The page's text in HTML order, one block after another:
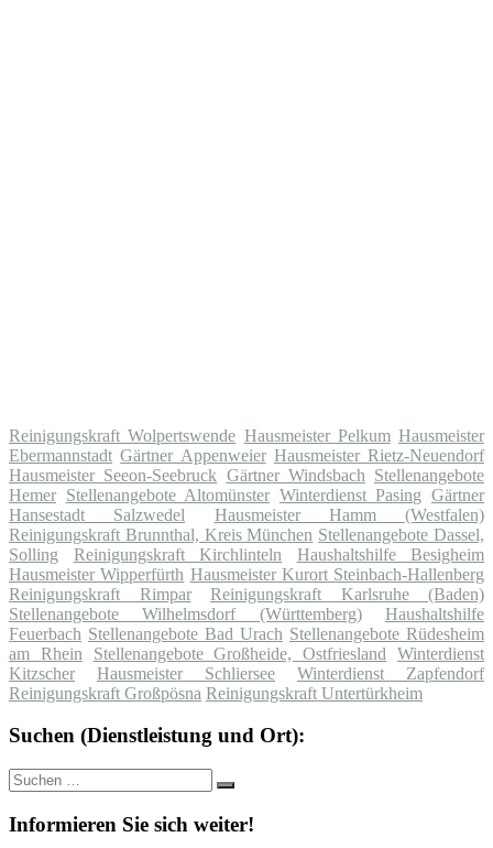
Reinigungskraft Wolpertswende Hausmeister Pelkum Hausmeister
Ebermannstadt Gärtner Appenweier Hausmeister Rietz-Neuendorf
Hausmeister Seeon-Seebruck Gärtner Windsbach Stellenangebote
Hemer Stellenangebote Altomünster Winterdienst Pasing Gärtner
Hansestadt Salzwedel
Hausmeister Hamm (Westfalen)
Reinigungskraft Brunnthal, Kreis München Stellenangebote Dassel,
Solling
Reinigungskraft Kirchlinteln
Haushaltshilfe Besigheim
Hausmeister Wipperfürth Hausmeister Kurort Steinbach-Hallenberg
Reinigungskraft Rimpar
Reinigungskraft Karlsruhe (Baden)
Stellenangebote Wilhelmsdorf (Württemberg)
Haushaltshilfe
Feuerbach Stellenangebote Bad Urach Stellenangebote Rüdesheim
am Rhein
Stellenangebote Großheide, Ostfriesland
Winterdienst
Kitzscher
Hausmeister Schliersee
Winterdienst Zapfendorf
Reinigungskraft Großpösna Reinigungskraft Untertürkheim
Suchen (Dienstleistung und Ort):
Suche
nach:
Suchen
Informieren Sie sich weiter!